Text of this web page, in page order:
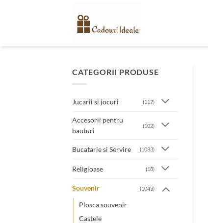
CATEGORII PRODUSE
Jucarii si jocuri (117)
Accesorii pentru
bauturi
(102)
Bucatarie si Servire (1083)
Religioase (18)
Souvenir (1043)
Plosca souvenir
Castele